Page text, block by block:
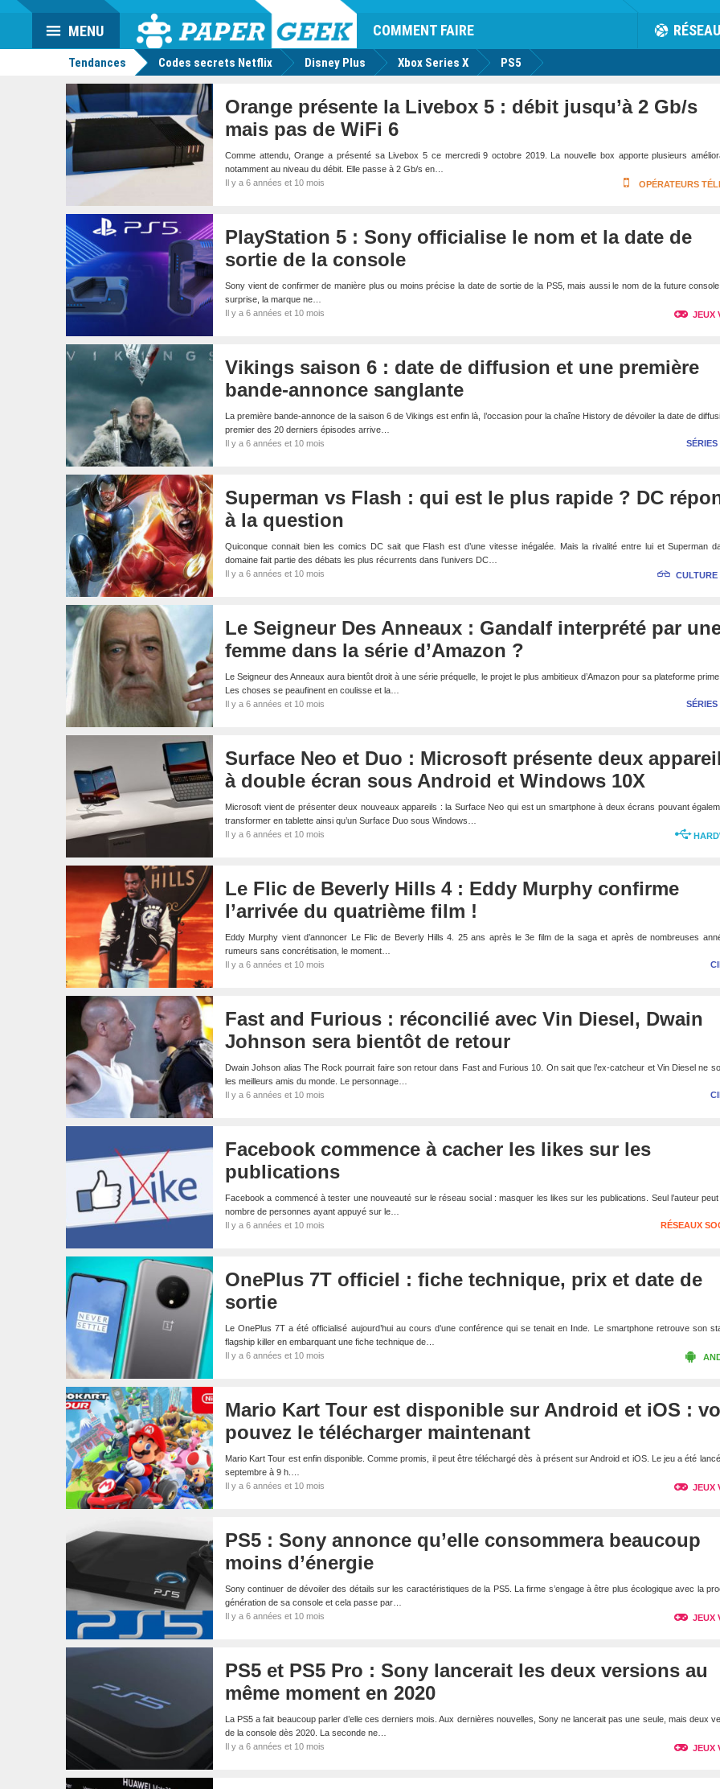
Actu
geek
COMMENT FAIRE RÉSEAU
MENU
Tendances Codes secrets Netflix Disney Plus Xbox Series X PS5
Orange présente la Livebox 5 : débit jusqu’à 2 Gb/s
mais pas de WiFi 6
Comme attendu, Orange a présenté sa Livebox 5 ce mercredi 9 octobre 2019. La nouvelle box apporte plusieurs
notamment au niveau du débit. Elle passe à 2 Gb/s en…
Il y a 6 années et 10 mois
OPÉRATEURS
PlayStation 5 : Sony officialise le nom et la date de
sortie de la console
Sony vient de confirmer de manière plus ou moins précise la date de sortie de la PS5, mais aussi le nom de la future
surprise, la marque ne…
Il y a 6 années et 10 mois
JEUX
Vikings saison 6 : date de diffusion et une première
bande-annonce sanglante
La première bande-annonce de la saison 6 de Vikings est enfin là, l’occasion pour la chaîne History de dévoiler la date de
premier des 20 derniers épisodes arrive…
Il y a 6 années et 10 mois
SÉRIES
Superman vs Flash : qui est le plus rapide ? DC
à la question
Quiconque connait bien les comics DC sait que Flash est d’une vitesse inégalée. Mais la rivalité entre lui et Superman
domaine fait partie des débats les plus récurrents dans l’univers DC…
Il y a 6 années et 10 mois
CULTURE
Le Seigneur Des Anneaux : Gandalf interprété par
femme dans la série d’Amazon ?
Le Seigneur des Anneaux aura bientôt droit à une série préquelle, le projet le plus ambitieux d’Amazon pour sa plateforme prime
Les choses se peaufinent en coulisse et la…
Il y a 6 années et 10 mois
SÉRIES
Surface Neo et Duo : Microsoft présente deux
à double écran sous Android et Windows 10X
Microsoft vient de présenter deux nouveaux appareils : la Surface Neo qui est un smartphone à deux écrans pouvant
transformer en tablette ainsi qu’un Surface Duo sous Windows…
Il y a 6 années et 10 mois
Le Flic de Beverly Hills 4 : Eddy Murphy confirme
l’arrivée du quatrième film !
Eddy Murphy vient d’annoncer Le Flic de Beverly Hills 4. 25 ans après le 3e film de la saga et après de nombreuses
rumeurs sans concrétisation, le moment…
Il y a 6 années et 10 mois
Fast and Furious : réconcilié avec Vin Diesel, Dwain
Johnson sera bientôt de retour
Dwain Johson alias The Rock pourrait faire son retour dans Fast and Furious 10. On sait que l’ex-catcheur et Vin Diesel ne
les meilleurs amis du monde. Le personnage…
Il y a 6 années et 10 mois
Facebook commence à cacher les likes sur les
publications
Facebook a commencé à tester une nouveauté sur le réseau social : masquer les likes sur les publications. Seul l’auteur
nombre de personnes ayant appuyé sur le…
Il y a 6 années et 10 mois
RÉSEAUX
OnePlus 7T officiel : fiche technique, prix et date de
sortie
Le OnePlus 7T a été officialisé aujourd’hui au cours d’une conférence qui se tenait en Inde. Le smartphone retrouve son
flagship killer en embarquant une fiche technique de…
Il y a 6 années et 10 mois
Mario Kart Tour est disponible sur Android et iOS :
pouvez le télécharger maintenant
Mario Kart Tour est enfin disponible. Comme promis, il peut être téléchargé dès à présent sur Android et iOS. Le jeu a été
septembre à 9 h.…
Il y a 6 années et 10 mois
JEUX
PS5 : Sony annonce qu’elle consommera beaucoup
moins d’énergie
Sony continuer de dévoiler des détails sur les caractéristiques de la PS5. La firme s’engage à être plus écologique avec la
génération de sa console et cela passe par…
Il y a 6 années et 10 mois
JEUX
PS5 et PS5 Pro : Sony lancerait les deux versions au
même moment en 2020
La PS5 a fait beaucoup parler d’elle ces derniers mois. Aux dernières nouvelles, Sony ne lancerait pas une seule, mais deux
de la console dès 2020. La seconde ne…
Il y a 6 années et 10 mois
JEUX
Dark
Mode